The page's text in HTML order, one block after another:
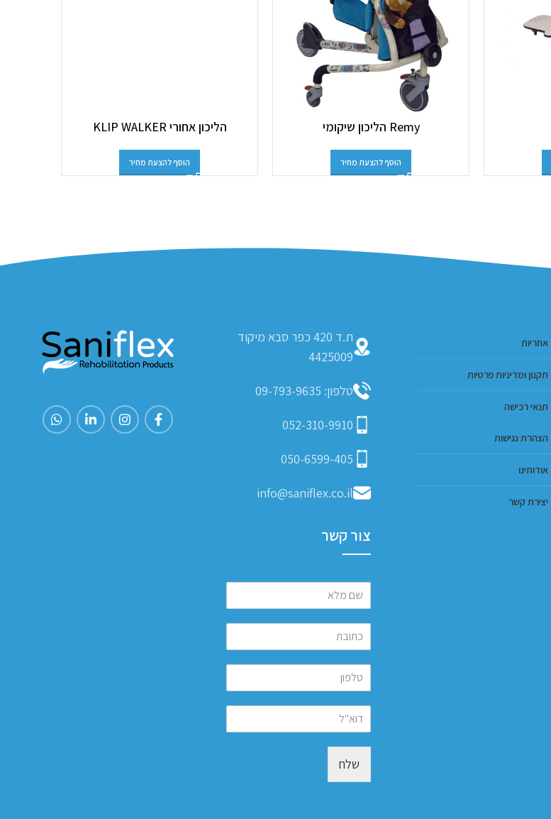
Remy הליכון שיקומי
הוסף להצעת מחיר
הליכון אחורי KLIP WALKER
הוסף להצעת מחיר
אחריות
תקנון ומדיניות פרטיות
תנאי רכישה
הצהרת נגישות
אודותינו
יצירת קשר
ת.ד 420 כפר סבא מיקוד
4425009
טלפון: 09-793-9635
052-310-9910
050-6599-405
info@saniflex.co.il
צור קשר
שלח